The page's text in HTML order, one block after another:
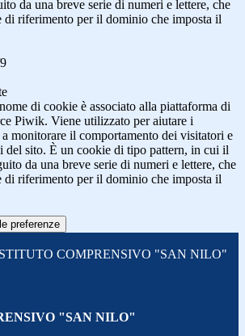
da una breve serie di numeri e lettere, che
di riferimento per il dominio che imposta il
di cookie è associato alla piattaforma di
Piwik. Viene utilizzato per aiutare i
monitorare il comportamento dei visitatori e
del sito. È un cookie di tipo pattern, in cui il
da una breve serie di numeri e lettere, che
di riferimento per il dominio che imposta il
preferenze
COMPRENSIVO "SAN NILO"
"SAN NILO"